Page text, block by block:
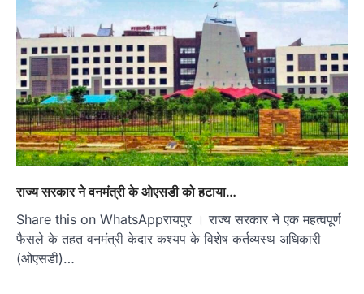
राज्य सरकार ने वनमंत्री के ओएसडी को हटाया…
Share this on WhatsAppरायपुर । राज्य सरकार ने एक महत्वपूर्ण
फैसले के तहत वनमंत्री केदार कश्यप के विशेष कर्तव्यस्थ अधिकारी
(ओएसडी)…